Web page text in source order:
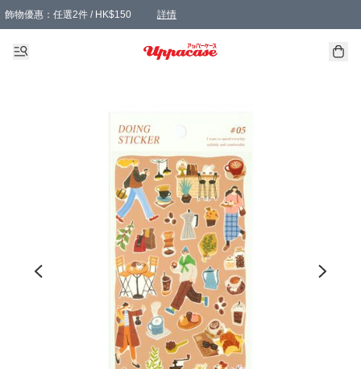
飾物優惠：任選2件 / HK$150 詳情
髮飾優惠：任選2件 / HK$100 詳情
精選襪子優惠：任選3對 / HK$115 詳情
滿額免運：本地訂單滿港幣350元可享免運費優惠